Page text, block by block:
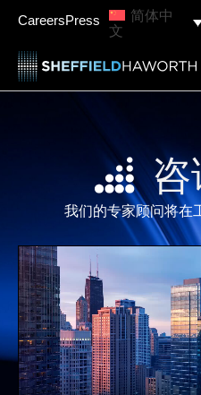
CareersPress
简体中
文
咨
我们的专家顾问将在